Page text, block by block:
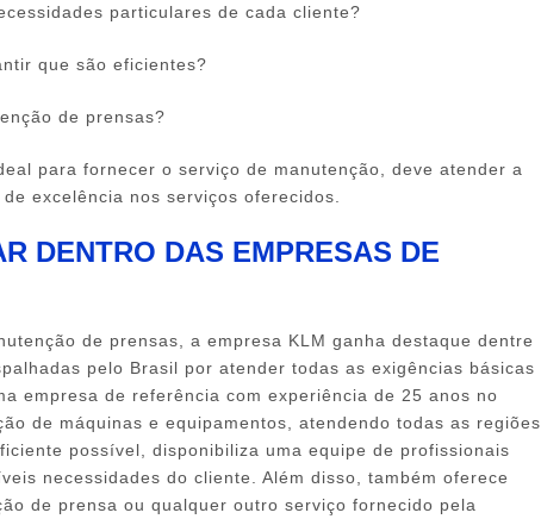
particulares de cada cliente?
que são eficientes?
de prensas?
para fornecer o serviço de manutenção, deve atender a
excelência nos serviços oferecidos.
DENTRO DAS EMPRESAS DE
de prensas, a empresa KLM ganha destaque dentre
pelo Brasil por atender todas as exigências básicas
empresa de referência com experiência de 25 anos no
de máquinas e equipamentos, atendendo todas as regiões
possível, disponibiliza uma equipe de profissionais
necessidades do cliente. Além disso, também oferece
de prensa ou qualquer outro serviço fornecido pela